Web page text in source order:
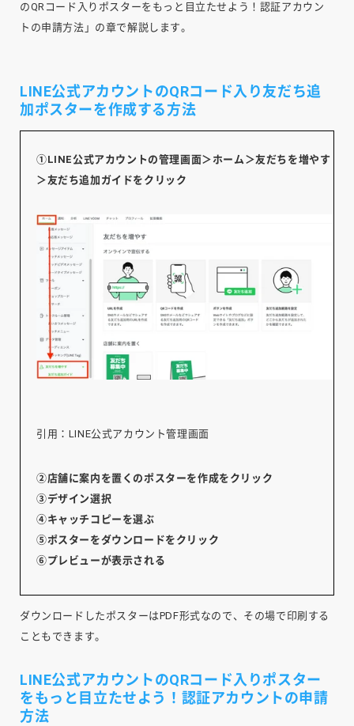
のQRコード入りポスターをもっと目立たせよう！認証アカウン
トの申請方法」の章で解説します。
LINE公式アカウントのQRコード入り友だち追
加ポスターを作成する方法
①LINE公式アカウントの管理画面＞ホーム＞友だちを増やす
＞友だち追加ガイドをクリック
引用：LINE公式アカウント管理画面
②店舗に案内を置くのポスターを作成をクリック
③デザイン選択
④キャッチコピーを選ぶ
⑤ポスターをダウンロードをクリック
⑥プレビューが表示される
ダウンロードしたポスターはPDF形式なので、その場で印刷する
こともできます。
LINE公式アカウントのQRコード入りポスター
をもっと目立たせよう！認証アカウントの申請
方法